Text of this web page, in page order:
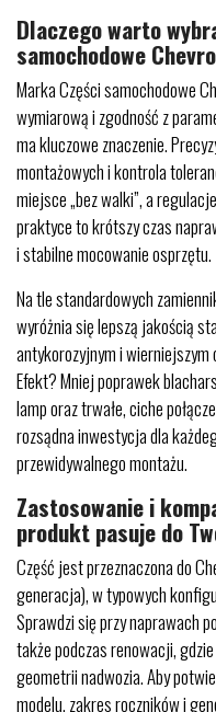
Dlaczego warto
samochodowe
Marka Części samochodowe
wymiarową i zgodność z
ma kluczowe znaczenie.
montażowych i kontrola
miejsce „bez walki”, a
praktyce to krótszy czas
i stabilne mocowanie osprzętu.
Na tle standardowych
wyróżnia się lepszą jakością
antykorozyjnym i
Efekt? Mniej poprawek
lamp oraz trwałe, ciche
rozsądna inwestycja dla
przewidywalnego montażu.
Zastosowanie i
produkt pasuje do
Część jest przeznaczona do
generacja), w typowych
Sprawdzi się przy naprawach
także podczas renowacji,
geometrii nadwozia. Aby
modelu, zakres roczników i